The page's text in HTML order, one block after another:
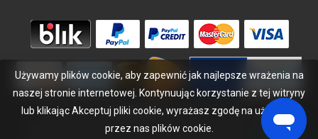
Copyright ©2026 bateriabuy.pl. Wszelkie prawa zastrzeżone.
Wyznaczone znaki handlowe i marki są własnością ich właścicieli.
Używamy plików cookie, aby zapewnić jak najlepsze wrażenia na
naszej stronie internetowej. Kontynuując korzystanie z tej witryny
lub klikając Akceptuj pliki cookie, wyrażasz zgodę na używanie
przez nas plików cookie.